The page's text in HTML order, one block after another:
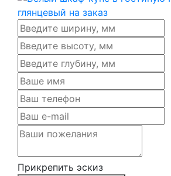
Прикрепить эскиз